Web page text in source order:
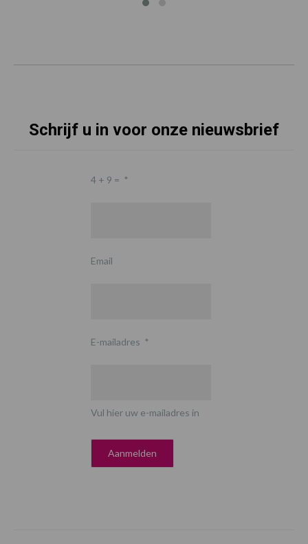
Schrijf u in voor onze nieuwsbrief
4 + 9 = *
Email
E-mailadres *
Vul hier uw e-mailadres in